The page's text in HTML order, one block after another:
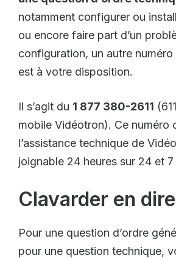
notamment configurer ou
ou encore faire part d’un
configuration, un autre
est à votre disposition.
Il s’agit du 1 877 380-2611
mobile Vidéotron). Ce numéro
l’assistance technique de
joignable 24 heures sur 24 et 7
Clavarder en
Pour une question d’ordre
pour une question technique,